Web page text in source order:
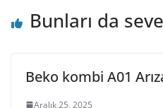
Bunları da
Beko kombi A01
Aralık 25, 2025